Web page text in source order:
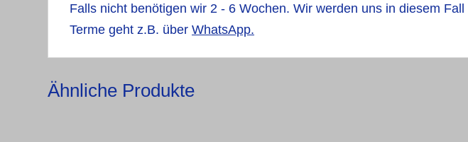
Falls nicht benötigen wir 2 - 6 Wochen. Wir werden uns in diesem
Terme geht z.B. über WhatsApp.
Ähnliche Produkte